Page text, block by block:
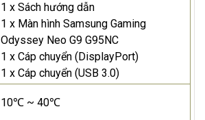
1 x Sách hướng dẫn
1 x Màn hình Samsung Gaming
Odyssey Neo G9 G95NC
1 x Cáp chuyển (DisplayPort)
1 x Cáp chuyển (USB 3.0)
10℃ ~ 40℃